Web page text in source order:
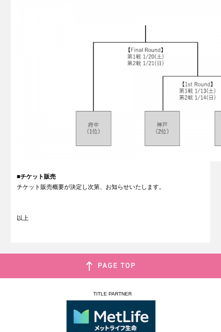
■チケット販売
チケット販売概要が決定し次第、お知らせいたします。
以上
TITLE PARTNER